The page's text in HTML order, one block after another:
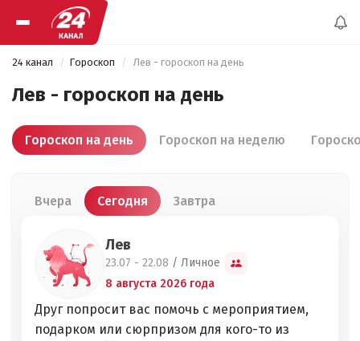
24 канал Гороскоп Лев - гороскоп на день
Лев - гороскоп на день
Гороскоп на день Гороскоп на неделю
Вчера Сегодня Завтра
Лев
23.07 - 22.08 / Личное
8 августа 2026 года
Друг попросит вас помочь с мероприятием,
подарком или сюрпризом для кого-то из